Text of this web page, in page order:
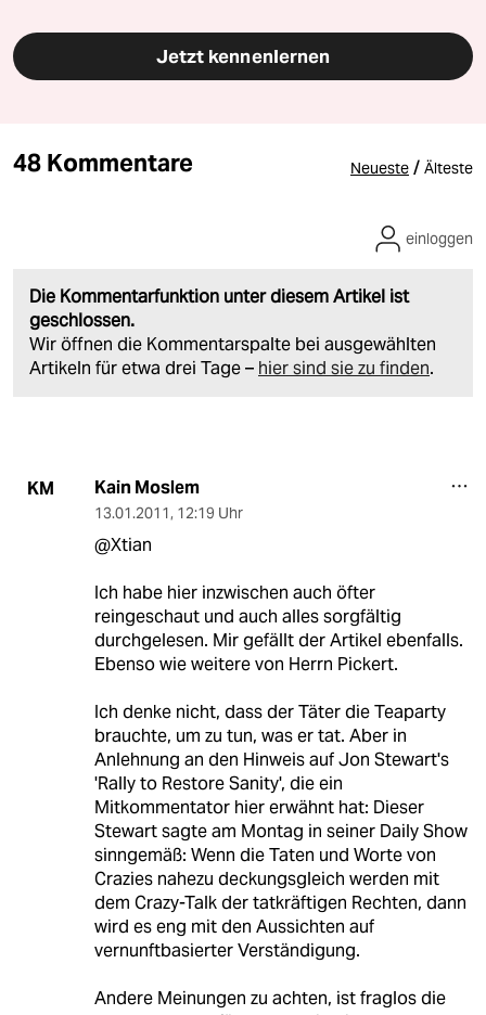
Jetzt kennenlernen
48 Kommentare Neueste / Älteste
Die Kommentarfunktion unter diesem Artikel ist
geschlossen.
Wir öffnen die Kommentarspalte bei ausgewählten
Artikeln für etwa drei Tage – hier sind sie zu finden.
einloggen
KM Kain Moslem
13.01.2011, 12:19 Uhr
@Xtian
Ich habe hier inzwischen auch öfter
reingeschaut und auch alles sorgfältig
durchgelesen. Mir gefällt der Artikel ebenfalls.
Ebenso wie weitere von Herrn Pickert.
Ich denke nicht, dass der Täter die Teaparty
brauchte, um zu tun, was er tat. Aber in
Anlehnung an den Hinweis auf Jon Stewart's
'Rally to Restore Sanity', die ein
Mitkommentator hier erwähnt hat: Dieser
Stewart sagte am Montag in seiner Daily Show
sinngemäß: Wenn die Taten und Worte von
Crazies nahezu deckungsgleich werden mit
dem Crazy-Talk der tatkräftigen Rechten, dann
wird es eng mit den Aussichten auf
vernunftbasierter Verständigung.
Andere Meinungen zu achten, ist fraglos die